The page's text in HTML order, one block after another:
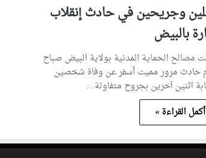
وجريحين في حادث إنقلاب
بالبيض
مصالح الحماية المدنية بولاية البيض صباح
حادث مرور مميت أسفر عن وفاة شخصين
اثنين آخرين بجروح متفاوتة…
أكمل القراءة »